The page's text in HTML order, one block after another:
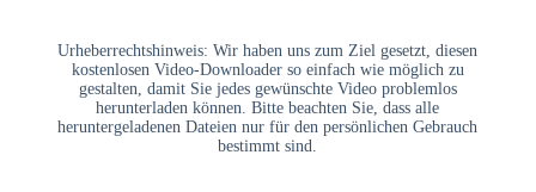
Urheberrechtshinweis: Wir haben uns zum Ziel gesetzt, diesen
kostenlosen Video-Downloader so einfach wie möglich zu
gestalten, damit Sie jedes gewünschte Video problemlos
herunterladen können. Bitte beachten Sie, dass alle
heruntergeladenen Dateien nur für den persönlichen Gebrauch
bestimmt sind.